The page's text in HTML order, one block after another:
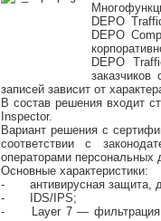
DEPO
DEPO
DEPO
записей зависит от
В состав решения входит
Inspector.
Вариант решения с
соответствии с
операторами
Основные характеристики:
-
антивирусная защита,
-
IDS/IPS;
-
Layer 7 — фильтрация